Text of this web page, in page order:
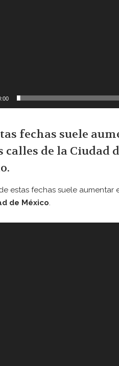
fechas suele
calles de la Ciudad
estas fechas suele aumentar
de México.